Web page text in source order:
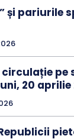
și pariurile
pe
20 aprilie